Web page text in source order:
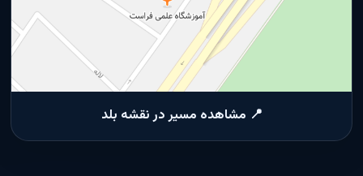
📍 مشاهده مسیر در نقشه بلد